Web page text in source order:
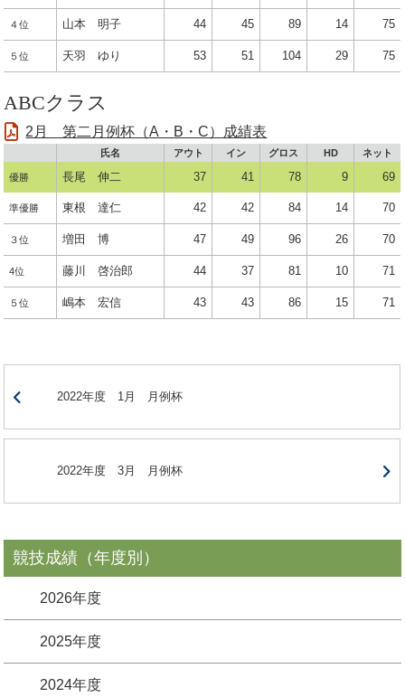
４位 山本 明子 44 45 89 14 75
５位 天羽 ゆり 53 51 104 29 75
ABCクラス
2月 第二月例杯（A・B・C）成績表
氏名 アウト イン グロス HD ネット
優勝 長尾 伸二 37 41 78 9 69
準優勝 東根 達仁 42 42 84 14 70
３位 増田 博 47 49 96 26 70
4位 藤川 啓治郎 44 37 81 10 71
５位 嶋本 宏信 43 43 86 15 71
2022年度 1月 月例杯
2022年度 3月 月例杯
競技成績（年度別）
2026年度
2025年度
2024年度